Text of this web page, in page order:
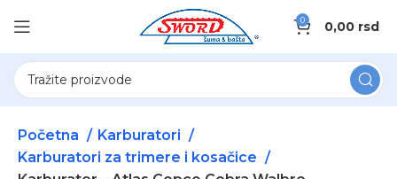
0 0,00 rsd
Početna
Karburatori
Karburatori za trimere i kosačice